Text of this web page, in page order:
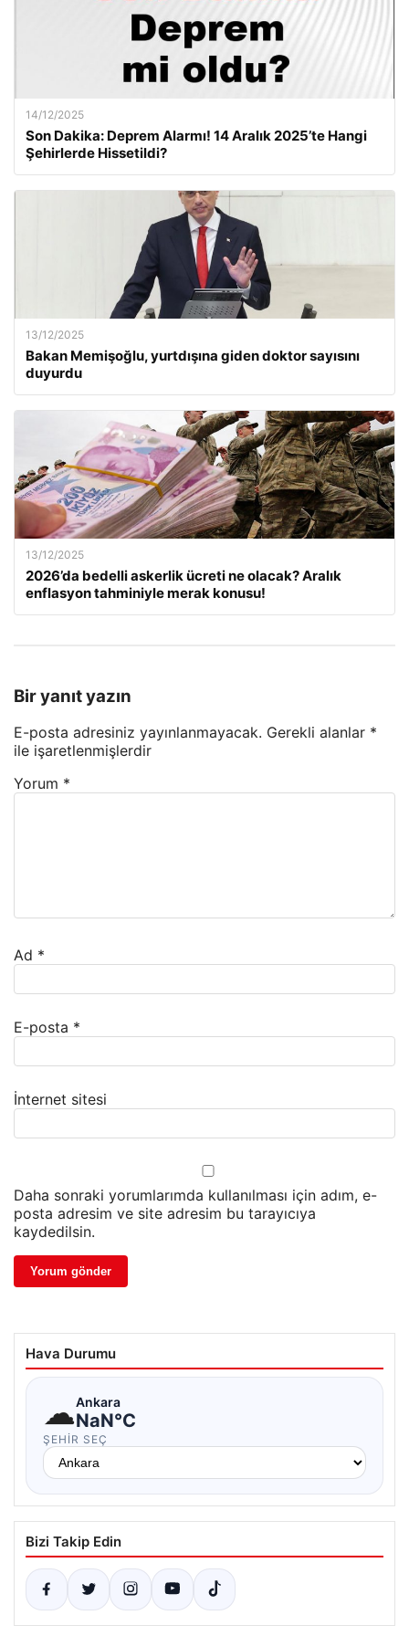
14/12/2025
Son Dakika: Deprem Alarmı! 14 Aralık 2025’te Hangi
Şehirlerde Hissetildi?
13/12/2025
Bakan Memişoğlu, yurtdışına giden doktor sayısını
duyurdu
13/12/2025
2026’da bedelli askerlik ücreti ne olacak? Aralık
enflasyon tahminiyle merak konusu!
Bir yanıt yazın
E-posta adresiniz yayınlanmayacak. Gerekli alanlar *
ile işaretlenmişlerdir
Yorum *
Ad *
E-posta *
İnternet sitesi
Daha sonraki yorumlarımda kullanılması için adım, e-
posta adresim ve site adresim bu tarayıcıya
kaydedilsin.
Hava Durumu
☁Ankara
NaN°C
ŞEHIR SEÇ
Bizi Takip Edin